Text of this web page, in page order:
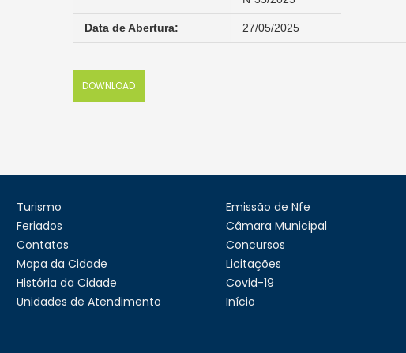
Data de Abertura: 27/05/2025
DOWNLOAD
Turismo
Feriados
Contatos
Mapa da Cidade
História da Cidade
Unidades de Atendimento
Emissão de Nfe
Câmara Municipal
Concursos
Licitações
Covid-19
Início